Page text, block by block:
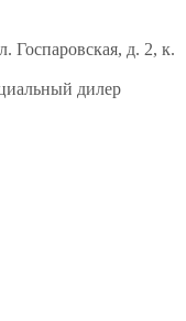
Госпаровская, д. 2, к.
дилер